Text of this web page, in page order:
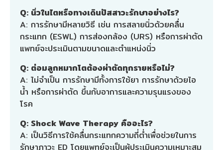
Q: นิ่วในไตหรือทางเดินปัสสาวะรักษาอย่างไร?
A: การรักษามีหลายวิธี เช่น การสลายนิ่วด้วยคลื่น
กระแทก (ESWL) การส่องกล้อง (URS) หรือการผ่าตัด
แพทย์จะประเมินตามขนาดและตำแหน่งนิ่ว
Q: ต่อมลูกหมากโตต้องผ่าตัดทุกรายหรือไม่?
A: ไม่จำเป็น การรักษามีทั้งการใช้ยา การรักษาด้วยไอ
น้ำ หรือการผ่าตัด ขึ้นกับอาการและความรุนแรงของ
โรค
Q: Shock Wave Therapy คืออะไร?
A: เป็นวิธีการใช้คลื่นกระแทกความถี่ต่ำเพื่อช่วยในการ
รักษาภาวะ ED โดยแพทย์จะเป็นผู้ประเมินความเหมาะสม